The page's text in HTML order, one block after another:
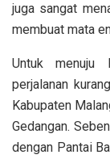
juga sangat
membuat mata
Untuk menuju
perjalanan
Kabupaten
Gedangan.
dengan Pantai